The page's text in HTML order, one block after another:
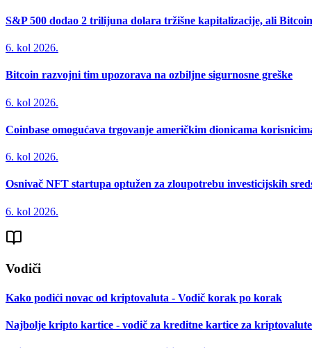
S&P 500 dodao 2 trilijuna dolara tržišne kapitalizacije, ali
6. kol 2026.
Bitcoin razvojni tim upozorava na ozbiljne sigurnosne greške
6. kol 2026.
Coinbase omogućava trgovanje američkim dionicama
6. kol 2026.
Osnivač NFT startupa optužen za zloupotrebu investicijskih
6. kol 2026.
Vodiči
Kako podići novac od kriptovaluta - Vodič korak po korak
Najbolje kripto kartice - vodič za kreditne kartice za kriptovalute